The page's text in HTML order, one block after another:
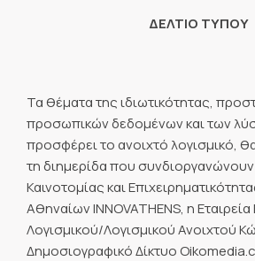
ΔΕΛΤΙΟ ΤΥΠΟΥ
Τα θέματα της ιδιωτικότητας,
προσωπικών δεδομένων και των
προσφέρει το ανοιχτό λογισμικό,
τη διημερίδα που
Καινοτομίας και
Αθηναίων INNOVATHENS, η
Λογισμικού/Λογισμικού Ανοιχτού
Δημοσιογραφικό Δίκτυο